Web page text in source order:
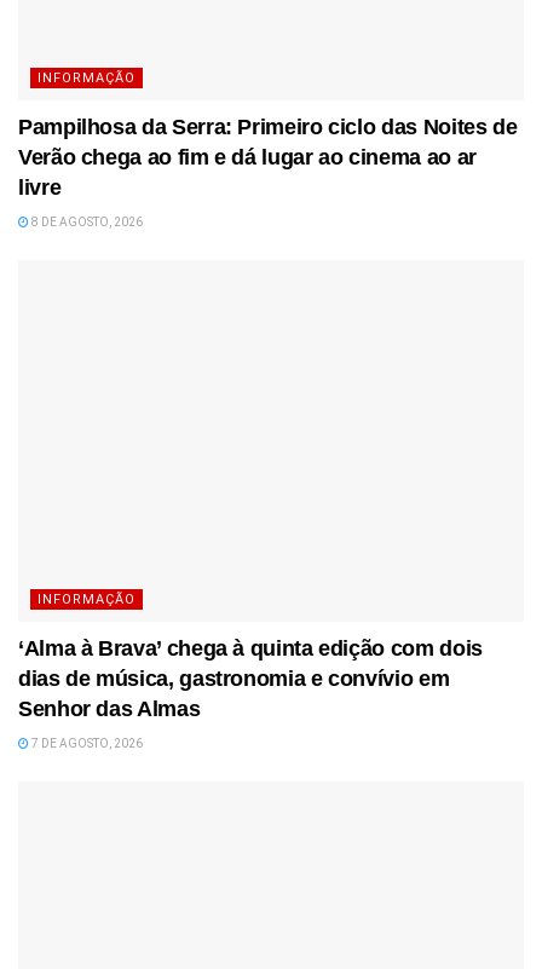
INFORMAÇÃO
Pampilhosa da Serra: Primeiro ciclo das Noites de
Verão chega ao fim e dá lugar ao cinema ao ar
livre
8 DE AGOSTO, 2026
INFORMAÇÃO
‘Alma à Brava’ chega à quinta edição com dois
dias de música, gastronomia e convívio em
Senhor das Almas
7 DE AGOSTO, 2026